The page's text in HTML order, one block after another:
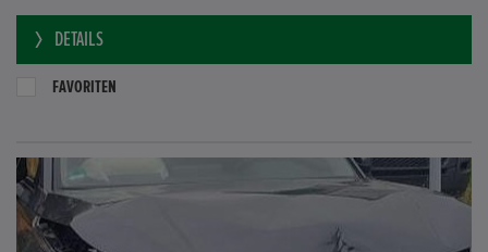
DETAILS
FAVORITEN